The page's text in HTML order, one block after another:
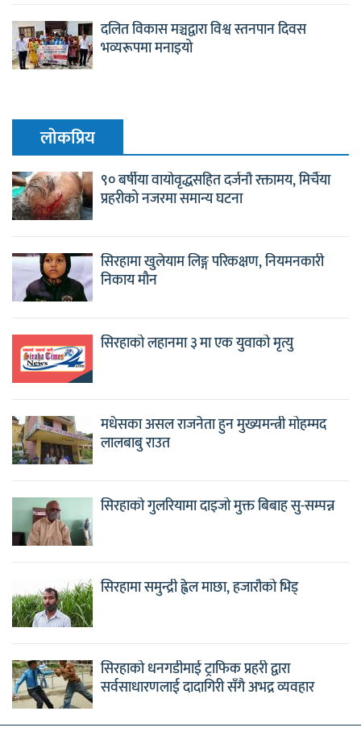
दलित विकास मञ्चद्वारा विश्व स्तनपान दिवस
भव्यरूपमा मनाइयो
लाेकप्रिय
९० बर्षीया वायोवृद्धसहित दर्जनौ रक्तामय, मिर्चैया
प्रहरीको नजरमा समान्य घटना
सिरहामा खुलेयाम लिङ्ग परिकक्षण, नियमनकारी
निकाय मौन
सिरहाको लहानमा ३ मा एक युवाको मृत्यु
मधेसका असल राजनेता हुन मुख्यमन्त्री मोहम्मद
लालबाबु राउत
सिरहाको गुलरियामा दाइजो मुक्त बिबाह सु-सम्पन्न
सिरहामा समुन्द्री ह्वेल माछा, हजारौको भिड्
सिरहाको धनगडीमाई ट्राफिक प्रहरी द्वारा
सर्वसाधारणलाई दादागिरी सँगै अभद्र व्यवहार